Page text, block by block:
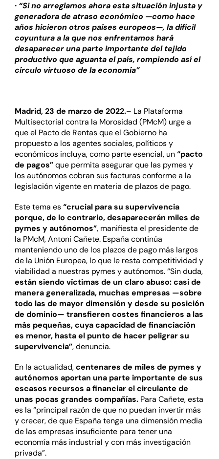
· “Si no arreglamos ahora esta situación injusta y
generadora de atraso económico —como hace
años hicieron otros países europeos—, la difícil
coyuntura a la que nos enfrentamos hará
desaparecer una parte importante del tejido
productivo que aguanta el país, rompiendo así el
círculo virtuoso de la economía”
Madrid, 23 de marzo de 2022.– La Plataforma
Multisectorial contra la Morosidad (PMcM) urge a
que el Pacto de Rentas que el Gobierno ha
propuesto a los agentes sociales, políticos y
económicos incluya, como parte esencial, un“pacto
de pagos”que permita asegurar que las pymes y
los autónomos cobran sus facturas conforme a la
legislación vigente en materia de plazos de pago.
Este tema es“crucial para su supervivencia
porque, de lo contrario, desaparecerán miles de
pymes y autónomos”, manifiesta el presidente de
la PMcM, Antoni Cañete. España continúa
manteniendo uno de los plazos de pago más largos
de la Unión Europea, lo que le resta competitividad y
viabilidad a nuestras pymes y autónomos. “Sin duda,
están siendo víctimas de un claro abuso: casi de
manera generalizada, muchas empresas —sobre
todo las de mayor dimensión y desde su posición
de dominio— transfieren costes financieros a las
más pequeñas, cuya capacidad de financiación
es menor, hasta el punto de hacer peligrar su
supervivencia”, denuncia.
En la actualidad,centenares de miles de pymes y
autónomos aportan una parte importante de sus
escasos recursos a financiar el circulante de
unas pocas grandes compañías.Para Cañete, esta
es la “principal razón de que no puedan invertir más
y crecer, de que España tenga una dimensión media
de las empresas insuficiente para tener una
economía más industrial y con más investigación
privada”.